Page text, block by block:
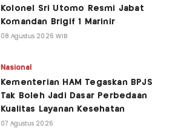
Kolonel Sri Utomo Resmi Jabat
Komandan Brigif 1 Marinir
08 Agustus 2026 WIB
Nasional
Kementerian HAM Tegaskan BPJS
Tak Boleh Jadi Dasar Perbedaan
Kualitas Layanan Kesehatan
07 Agustus 2026